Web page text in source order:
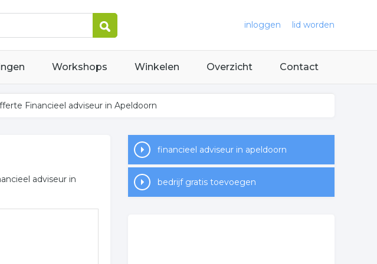
inloggen lid worden
Workshops Winkelen Overzicht Contact
Financieel adviseur in Apeldoorn
adviseur in
financieel adviseur in apeldoorn
bedrijf gratis toevoegen